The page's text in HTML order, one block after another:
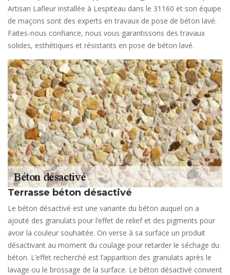
Artisan Lafleur installée à Lespiteau dans le 31160 et son équipe
de maçons sont des experts en travaux de pose de béton lavé.
Faites-nous confiance, nous vous garantissons des travaux
solides, esthétiques et résistants en pose de béton lavé.
Terrasse béton désactivé
Le béton désactivé est une variante du béton auquel on a
ajouté des granulats pour l’effet de relief et des pigments pour
avoir la couleur souhaitée. On verse à sa surface un produit
désactivant au moment du coulage pour retarder le séchage du
béton. L’effet recherché est l’apparition des granulats après le
lavage ou le brossage de la surface. Le béton désactivé convient